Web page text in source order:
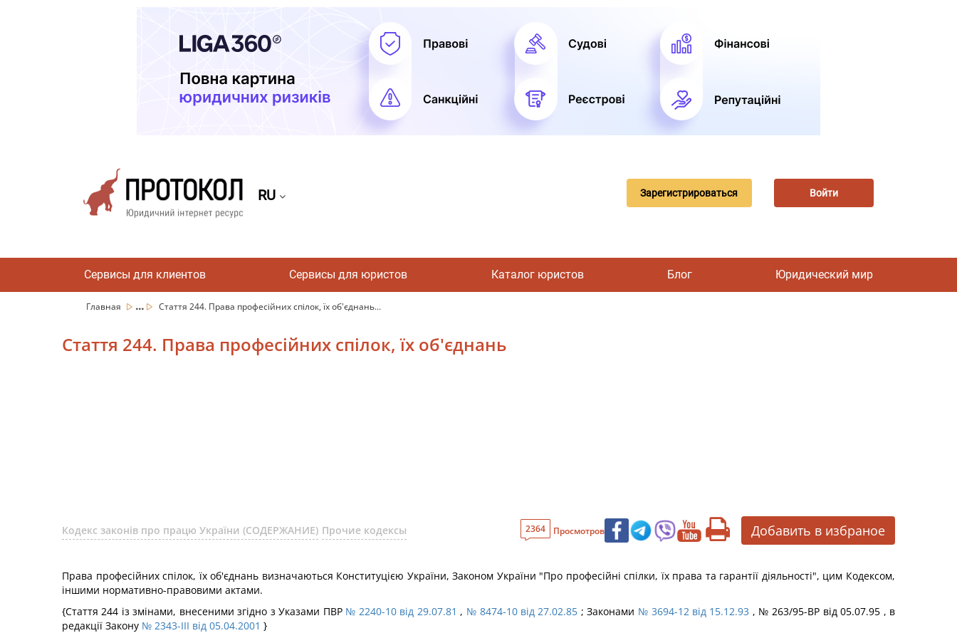
RU Зарегистрироваться Войти
Сервисы для клиентов Сервисы для юристов Каталог юристов Блог Юридический мир
Главная ... Стаття 244. Права професійних спілок, їх об'єднань...
Стаття 244. Права професійних спілок, їх об'єднань
Кодекс законів про працю України (СОДЕРЖАНИЕ) Прочие кодексы 2364 Просмотров Добавить в избраное
Права професійних спілок, їх об'єднань визначаються Конституцією України, Законом України "Про професійні спілки, їх права та гарантії діяльності", цим Кодексом,
іншими нормативно-правовими актами.
{Стаття 244 із змінами, внесеними згідно з Указами ПВР № 2240-10 від 29.07.81 , № 8474-10 від 27.02.85 ; Законами № 3694-12 від 15.12.93 , № 263/95-ВР від 05.07.95 , в
редакції Закону № 2343-III від 05.04.2001 }